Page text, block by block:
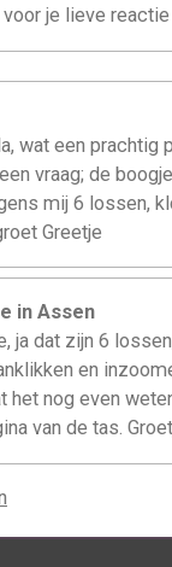
voor je lieve
wat een prachtig
vraag; de
mij 6 lossen,
Greetje
in Assen
ja dat zijn 6
en
het nog even
van de tas.